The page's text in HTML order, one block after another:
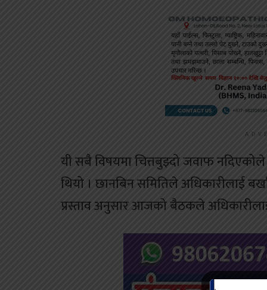
यी सबै विषयमा चित्तबुझ्दो जवाफ
थियो । छानबिन समितिले अधिकारीलाई
प्रस्ताव अनुसार आजको बैठकले अधिकारीलाई